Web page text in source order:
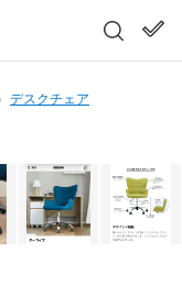
デスクチェア